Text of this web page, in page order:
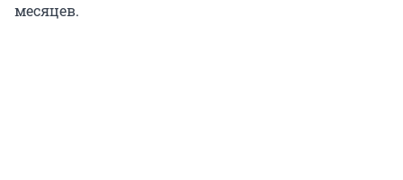
месяцев.